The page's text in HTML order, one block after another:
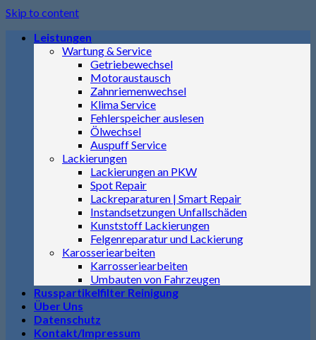
Skip to content
Leistungen
Wartung & Service
Getriebewechsel
Motoraustausch
Zahnriemenwechsel
Klima Service
Fehlerspeicher auslesen
Ölwechsel
Auspuff Service
Lackierungen
Lackierungen an PKW
Spot Repair
Lackreparaturen | Smart Repair
Instandsetzungen Unfallschäden
Kunststoff Lackierungen
Felgenreparatur und Lackierung
Karosseriearbeiten
Karrosseriearbeiten
Umbauten von Fahrzeugen
Russpartikelfilter Reinigung
Über Uns
Datenschutz
Kontakt/Impressum